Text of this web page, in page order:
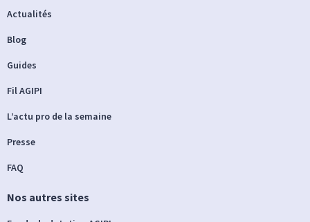
Actualités
Blog
Guides
Fil AGIPI
L’actu pro de la semaine
Presse
FAQ
Nos autres sites